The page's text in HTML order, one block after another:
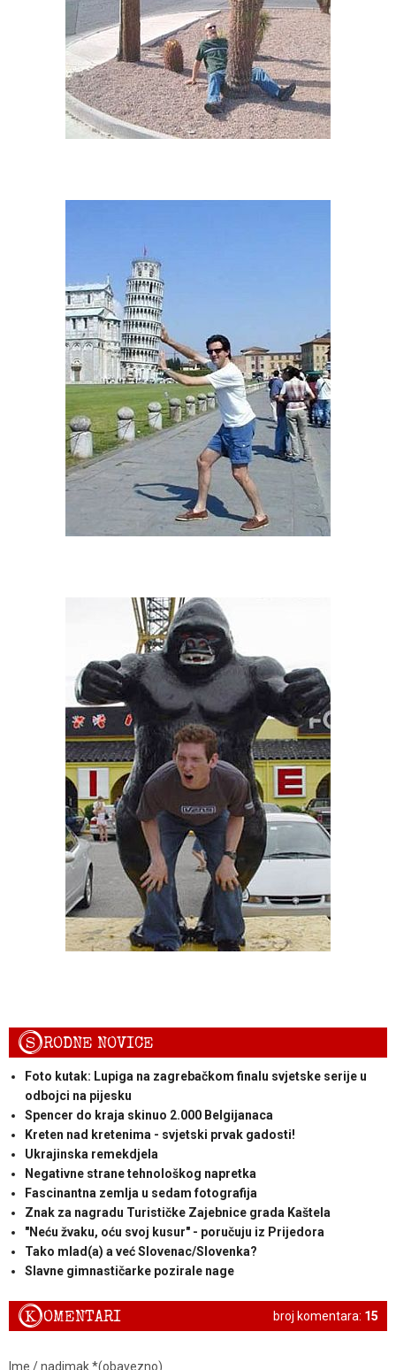
SRODNE NOVICE
Foto kutak: Lupiga na zagrebačkom finalu svjetske serije u
odbojci na pijesku
Spencer do kraja skinuo 2.000 Belgijanaca
Kreten nad kretenima - svjetski prvak gadosti!
Ukrajinska remekdjela
Negativne strane tehnološkog napretka
Fascinantna zemlja u sedam fotografija
Znak za nagradu Turističke Zajebnice grada Kaštela
"Neću žvaku, oću svoj kusur" - poručuju iz Prijedora
Tako mlad(a) a već Slovenac/Slovenka?
Slavne gimnastičarke pozirale nage
broj komentara: 15
KOMENTARI
Ime / nadimak *(obavezno)